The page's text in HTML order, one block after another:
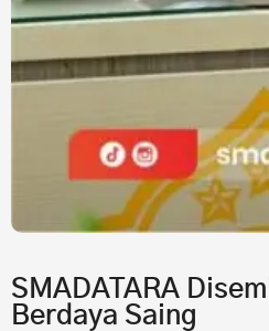
SMADATARA
Berdaya Saing